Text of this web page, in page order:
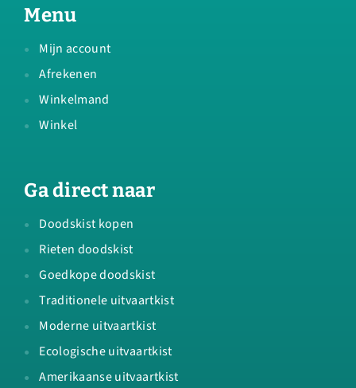
Menu
Mijn account
Afrekenen
Winkelmand
Winkel
Ga direct naar
Doodskist kopen
Rieten doodskist
Goedkope doodskist
Traditionele uitvaartkist
Moderne uitvaartkist
Ecologische uitvaartkist
Amerikaanse uitvaartkist